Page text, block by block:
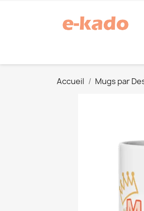
Accueil Mugs par